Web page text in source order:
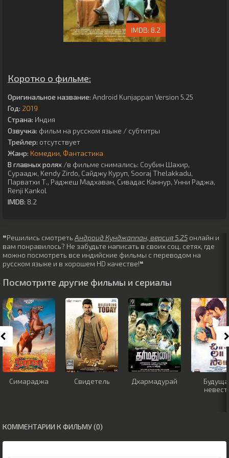
8.2
Коротко о фильме:
Оригинальное название: Android Kunjappan Version 5.25
Год: 2019
Страна: Индия
Озвучка: фильм на русском языке / субтитры
Трейлер: отсутствует
Жанр: Комедии Фантастика
В главных ролях /в фильме снимались: Соубин Шахир,
Сураадж, Kendy Zirdo, Сайджу Куруп, Sooraj Thelakkadu,
Парватхи Т., Раджеш Мадхаван, Сивадас Каннур, Унни Раджа,
Renji Kankol
IMDB: 8.2
❝Решились смотреть Андроид Кунджаппан, версия 5.25 онлайн и
вам понравилось? Не забудьте написать в своих соц. сетях, где
можно посмотреть все индийские фильмы с переводом на
русском языке и в хорошем HD качестве!❝
Посмотрите другие фильмы и сериалы
Симараджа Свидетель Дхармадурай
КОММЕНТАРИИ К ФИЛЬМУ (0)